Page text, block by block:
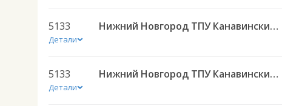
5133
Детали
Нижний Новгород ТПУ Канавинский — Волгоград 5133
5133
Детали
Нижний Новгород ТПУ Канавинский — Волгоград 5133